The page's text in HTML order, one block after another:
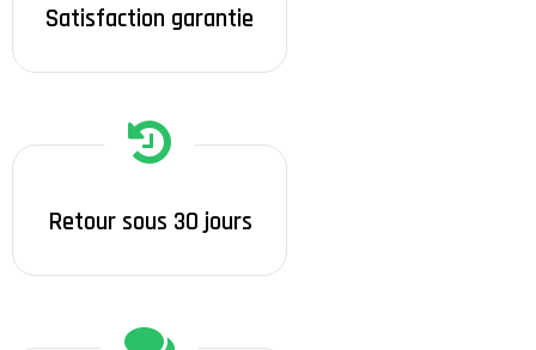
Satisfaction garantie
Retour sous 30 jours